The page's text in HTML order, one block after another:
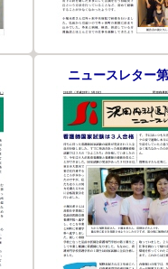
ニュースレター